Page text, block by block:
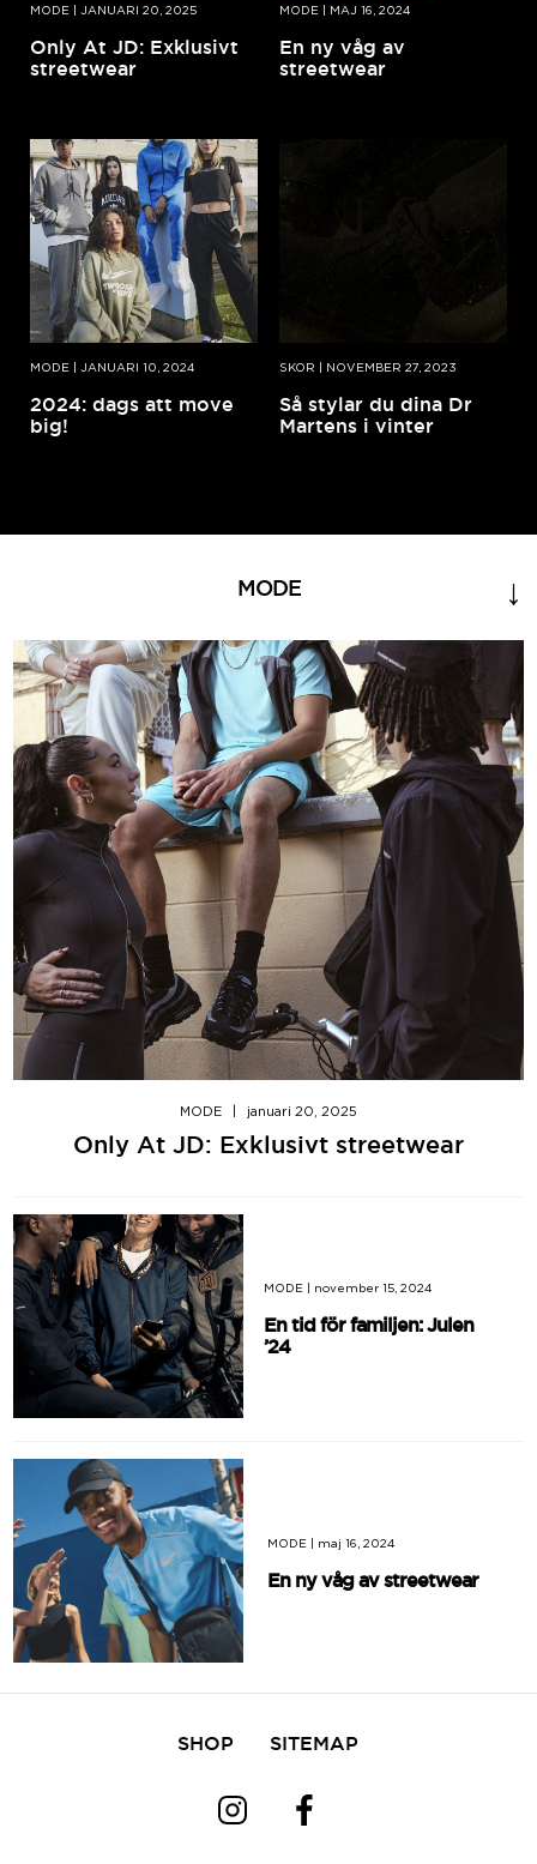
MODE |JANUARI 20, 2025
Only At JD: Exklusivt
streetwear
MODE MAJ 16, 2024
En ny våg av
streetwear
MODE |JANUARI 10, 2024
2024: dags att move
big!
SKOR NOVEMBER 27, 2023
Så stylar du dina Dr
Martens i vinter
MODE
MODE januari 20, 2025
Only At JD: Exklusivt streetwear
MODE| november 15, 2024
En tid för familjen: Julen
’24
MODE| maj 16, 2024
En ny våg av streetwear
SHOP SITEMAP